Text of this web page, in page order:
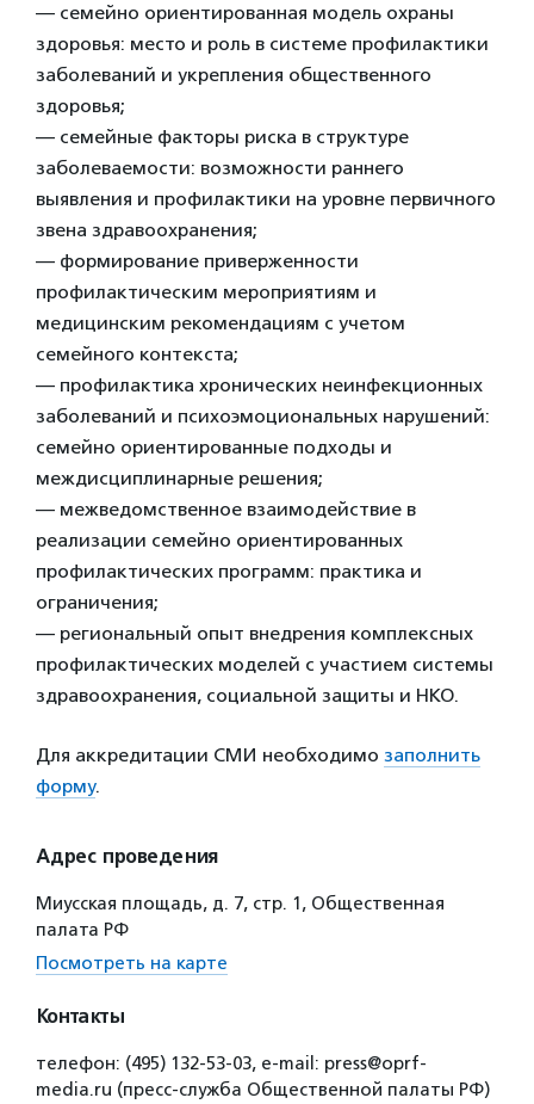
— семейно ориентированная модель охраны
здоровья: место и роль в системе профилактики
заболеваний и укрепления общественного
здоровья;
— семейные факторы риска в структуре
заболеваемости: возможности раннего
выявления и профилактики на уровне первичного
звена здравоохранения;
— формирование приверженности
профилактическим мероприятиям и
медицинским рекомендациям с учетом
семейного контекста;
— профилактика хронических неинфекционных
заболеваний и психоэмоциональных нарушений:
семейно ориентированные подходы и
междисциплинарные решения;
— межведомственное взаимодействие в
реализации семейно ориентированных
профилактических программ: практика и
ограничения;
— региональный опыт внедрения комплексных
профилактических моделей с участием системы
здравоохранения, социальной защиты и НКО.
Для аккредитации СМИ необходимо заполнить
форму.
Адрес проведения
Миусская площадь, д. 7, стр. 1, Общественная
палата РФ
Посмотреть на карте
Контакты
телефон: (495) 132-53-03, e-mail: press@oprf-
media.ru (пресс-служба Общественной палаты РФ)